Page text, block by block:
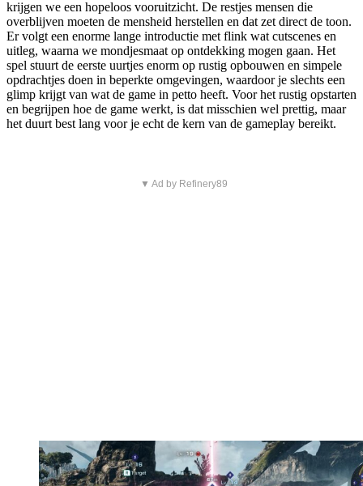
krijgen we een hopeloos vooruitzicht. De restjes mensen die
overblijven moeten de mensheid herstellen en dat zet direct de toon.
Er volgt een enorme lange introductie met flink wat cutscenes en
uitleg, waarna we mondjesmaat op ontdekking mogen gaan. Het
spel stuurt de eerste uurtjes enorm op rustig opbouwen en simpele
opdrachtjes doen in beperkte omgevingen, waardoor je slechts een
glimp krijgt van wat de game in petto heeft. Voor het rustig opstarten
en begrijpen hoe de game werkt, is dat misschien wel prettig, maar
het duurt best lang voor je echt de kern van de gameplay bereikt.
▼ Ad by Refinery89